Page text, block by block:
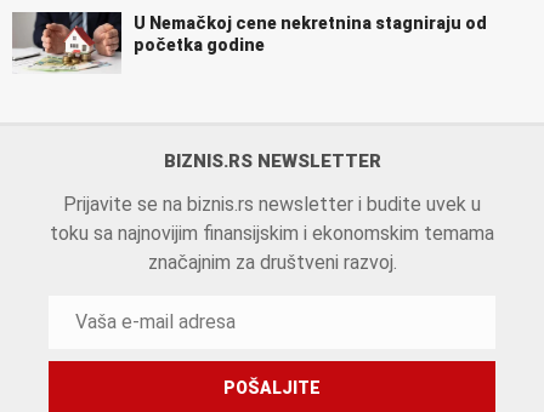
U Nemačkoj cene nekretnina stagniraju od
početka godine
BIZNIS.RS NEWSLETTER
Prijavite se na biznis.rs newsletter i budite uvek u
toku sa najnovijim finansijskim i ekonomskim temama
značajnim za društveni razvoj.